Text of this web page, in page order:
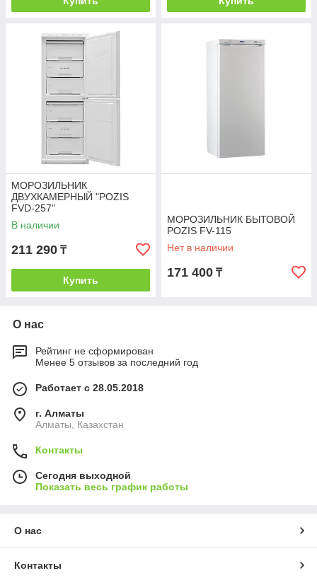
МОРОЗИЛЬНИК
ДВУХКАМЕРНЫЙ "POZIS
FVD-257"
В наличии
211 290 ₸
Купить
МОРОЗИЛЬНИК БЫТОВОЙ
POZIS FV-115
Нет в наличии
171 400 ₸
О нас
Рейтинг не сформирован
Менее 5 отзывов за последний год
Работает с 28.05.2018
г. Алматы
Алматы, Казахстан
Контакты
Сегодня выходной
Показать весь график работы
О нас
Контакты